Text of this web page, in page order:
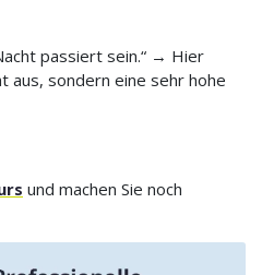
passiert sein.“ → Hier
aus, sondern eine sehr hohe
und machen Sie noch